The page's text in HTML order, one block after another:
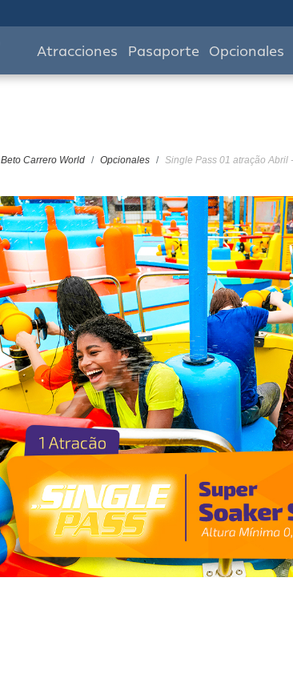
Atracciones Pasaporte Opcionales
Beto Carrero World Opcionales Single Pass 01 atração Abril